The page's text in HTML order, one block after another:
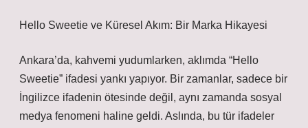
Hello Sweetie ve Küresel Akım: Bir Marka Hikayesi
Ankara’da, kahvemi yudumlarken, aklımda “Hello
Sweetie” ifadesi yankı yapıyor. Bir zamanlar, sadece bir
İngilizce ifadenin ötesinde değil, aynı zamanda sosyal
medya fenomeni haline geldi. Aslında, bu tür ifadeler